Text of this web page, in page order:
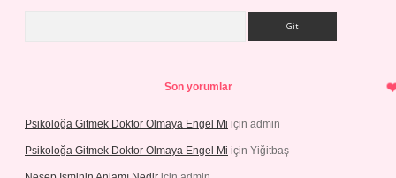
Son yorumlar
Psikoloğa Gitmek Doktor Olmaya Engel Mi için admin
Psikoloğa Gitmek Doktor Olmaya Engel Mi için Yiğitbaş